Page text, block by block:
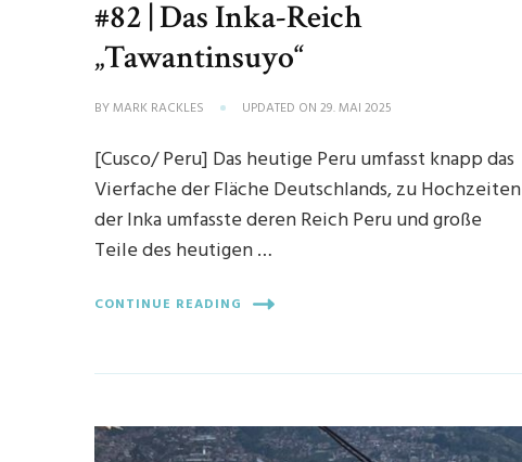
#82 | Das Inka-Reich
„Tawantinsuyo“
BYMARK RACKLES UPDATED ON29. MAI 2025
[Cusco/ Peru] Das heutige Peru umfasst knapp das
Vierfache der Fläche Deutschlands, zu Hochzeiten
der Inka umfasste deren Reich Peru und große
Teile des heutigen …
CONTINUE READING